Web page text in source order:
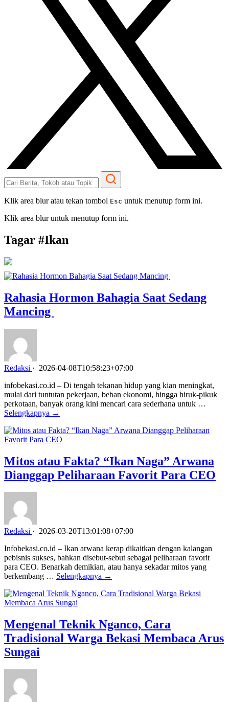
Klik area blur atau tekan tombol Esc untuk menutup form ini.
Klik area blur untuk menutup form ini.
Tagar #Ikan
Rahasia Hormon Bahagia Saat Sedang
Mancing
Redaksi · 2026-04-08T10:58:23+07:00
infobekasi.co.id – Di tengah tekanan hidup yang kian meningkat,
mulai dari tuntutan pekerjaan, beban ekonomi, hingga hiruk-pikuk
perkotaan, banyak orang kini mencari cara sederhana untuk …
Selengkapnya →
Mitos atau Fakta? “Ikan Naga” Arwana
Dianggap Peliharaan Favorit Para CEO
Redaksi · 2026-03-20T13:01:08+07:00
Infobekasi.co.id – Ikan arwana kerap dikaitkan dengan kalangan
pebisnis sukses, bahkan disebut-sebut sebagai peliharaan favorit
para CEO. Benarkah demikian, atau hanya sekadar mitos yang
berkembang … Selengkapnya →
Mengenal Teknik Nganco, Cara
Tradisional Warga Bekasi Membaca Arus
Sungai